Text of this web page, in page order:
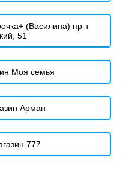
(Василина) пр-т
51
Моя семья
Арман
777